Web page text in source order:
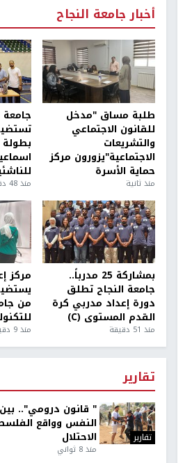
أخبار جامعة النجاح
طلبة مساق "مدخل
للقانون الاجتماعي
والتشريعات
الاجتماعية"يزورون مركز
حماية الأسرة
منذ ثانية
جامعة
بطولة
منذ 48 دقيقة
بمشاركة 25 مدرباً..
جامعة النجاح تطلق
دورة إعداد مدربي كرة
القدم المستوى (C)
منذ 51 دقيقة
مركز
من
منذ 9 دقيقة
تقارير
تقارير
" قانون درومي"..
النفس وواقع
الاحتلال
منذ 8 ثواني